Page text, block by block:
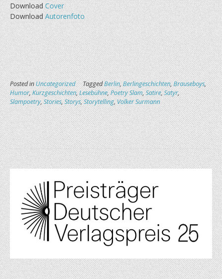
DownloadCover
DownloadAutorenfoto
Posted inUncategorized TaggedBerlin,Berlingeschichten,Brauseboys,
Humor,Kurzgeschichten,Lesebühne,Poetry Slam,Satire,Satyr,
Slampoetry,Stories,Storys,Storytelling,Volker Surmann